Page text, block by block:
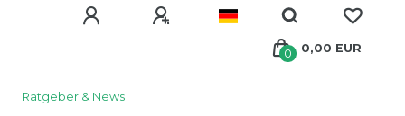
Ratgeber & News
0 0,00 EUR